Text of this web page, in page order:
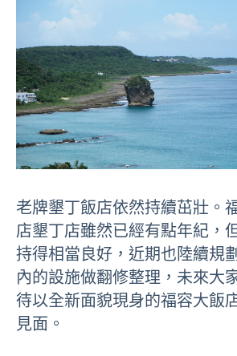
老牌墾丁飯店依然持續茁壯。
店墾丁店雖然已經有點年紀，
持得相當良好，近期也陸續規
內的設施做翻修整理，未來大
待以全新面貌現身的福容大飯
見面。